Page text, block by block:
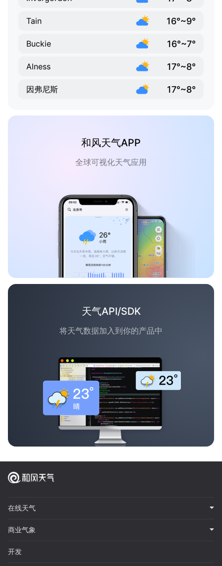
Tain 16°~9°
Buckie 16°~7°
Alness 17°~8°
因弗尼斯 17°~8°
和风天气APP
全球可视化天气应用
天气API/SDK
将天气数据加入到你的产品中
在线天气
商业气象
开发